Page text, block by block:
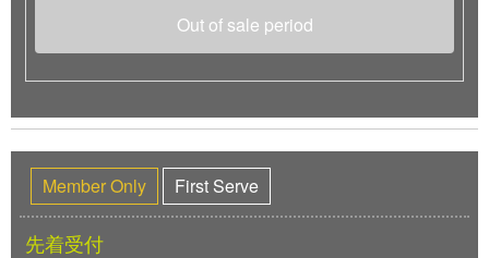
Out of sale period
Member Only First Serve
先着受付